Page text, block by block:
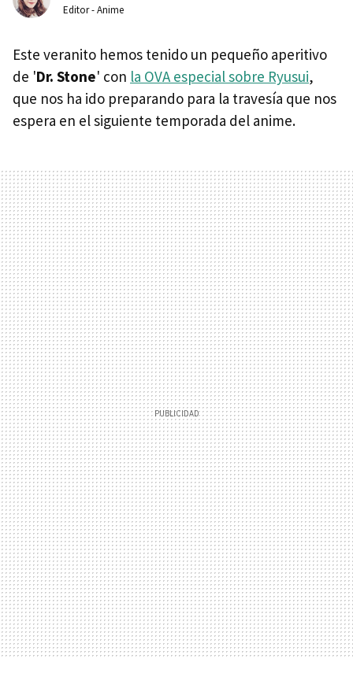
Editor - Anime
Este veranito hemos tenido un pequeño aperitivo
de 'Dr. Stone' con la OVA especial sobre Ryusui,
que nos ha ido preparando para la travesía que nos
espera en el siguiente temporada del anime.